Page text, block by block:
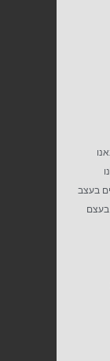
בעצב
בעצם